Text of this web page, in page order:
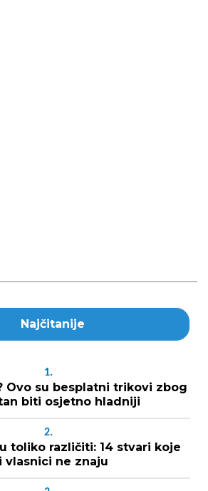
Najčitanije
1.
Ovo su besplatni trikovi zbog
biti osjetno hladniji
2.
toliko različiti: 14 stvari koje
vlasnici ne znaju